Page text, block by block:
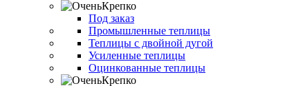
Под заказ
Промышленные теплицы
Теплицы с двойной дугой
Усиленные теплицы
Оцинкованные теплицы